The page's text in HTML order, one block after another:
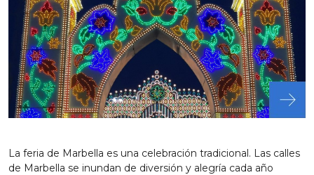
La feria de Marbella es una celebración tradicional. Las calles
de Marbella se inundan de diversión y alegría cada año